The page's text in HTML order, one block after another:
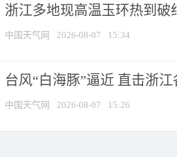
浙江多地现高温玉环热到破
中国天气网 2026-08-07 15:34
台风“白海豚”逼近 直击浙
中国天气网 2026-08-07 15:26